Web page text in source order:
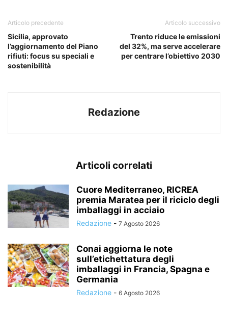
Articolo precedente
Sicilia, approvato
l’aggiornamento del Piano
rifiuti: focus su speciali e
sostenibilità
Articolo successivo
Trento riduce le emissioni
del 32%, ma serve accelerare
per centrare l’obiettivo 2030
Redazione
Articoli correlati
Cuore Mediterraneo, RICREA
premia Maratea per il riciclo degli
imballaggi in acciaio
Redazione - 7 Agosto 2026
Conai aggiorna le note
sull’etichettatura degli
imballaggi in Francia, Spagna e
Germania
Redazione - 6 Agosto 2026